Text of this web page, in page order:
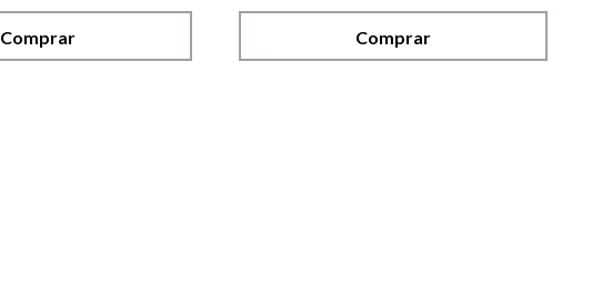
Comprar Comprar